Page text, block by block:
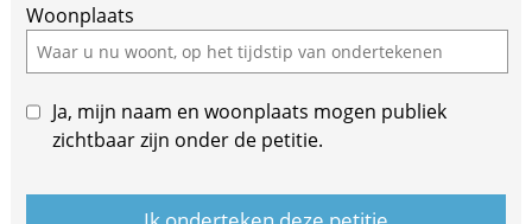
Woonplaats
Ja, mijn naam en woonplaats mogen publiek
zichtbaar zijn onder de petitie.